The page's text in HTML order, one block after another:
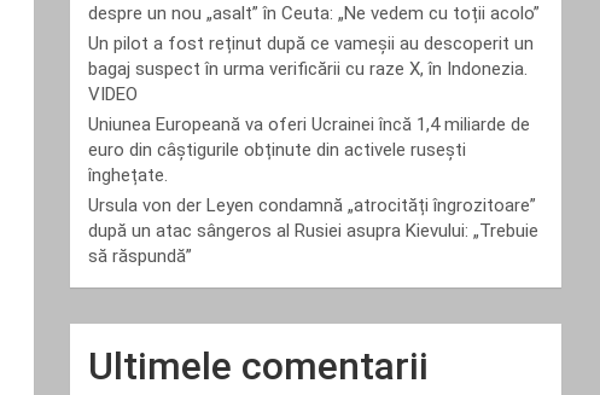
despre un nou „asalt” în Ceuta: „Ne vedem cu toții acolo”
Un pilot a fost reținut după ce vameșii au descoperit un
bagaj suspect în urma verificării cu raze X, în Indonezia.
VIDEO
Uniunea Europeană va oferi Ucrainei încă 1,4 miliarde de
euro din câștigurile obținute din activele rusești
înghețate.
Ursula von der Leyen condamnă „atrocități îngrozitoare”
după un atac sângeros al Rusiei asupra Kievului: „Trebuie
să răspundă”
Ultimele comentarii